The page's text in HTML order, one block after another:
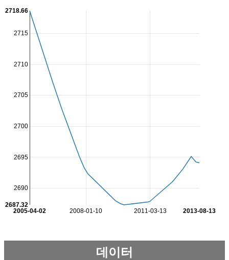
2008-01-10 2011-03-13
2005-04-02 2013-08-13
2690
2695
2700
2705
2710
2715
2687.32
2718.66
데이터